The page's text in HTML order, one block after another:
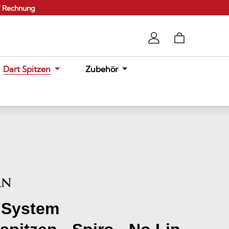
Dart Spitzen Zubehör